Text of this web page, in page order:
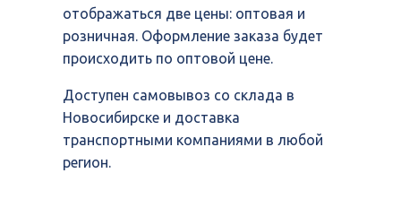
отображаться две цены: оптовая и
розничная. Оформление заказа будет
происходить по оптовой цене.
Доступен самовывоз со склада в
Новосибирске и доставка
транспортными компаниями в любой
регион.